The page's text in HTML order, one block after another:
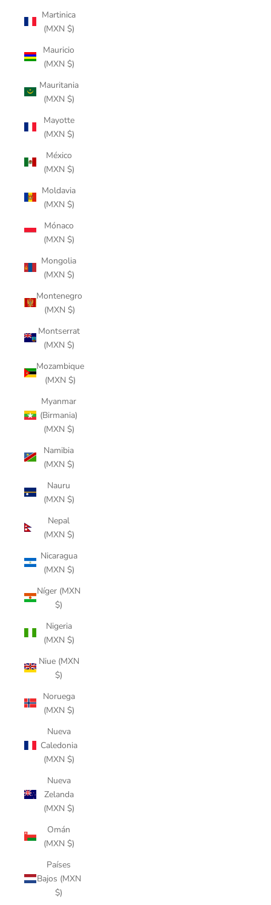
Martinica
(MXN $)
Mauricio
(MXN $)
Mauritania
(MXN $)
Mayotte
(MXN $)
México
(MXN $)
Moldavia
(MXN $)
Mónaco
(MXN $)
Mongolia
(MXN $)
Montenegro
(MXN $)
Montserrat
(MXN $)
Mozambique
(MXN $)
Myanmar
(Birmania)
(MXN $)
Namibia
(MXN $)
Nauru
(MXN $)
Nepal
(MXN $)
Nicaragua
(MXN $)
Níger (MXN
$)
Nigeria
(MXN $)
Niue (MXN
$)
Noruega
(MXN $)
Nueva
Caledonia
(MXN $)
Nueva
Zelanda
(MXN $)
Omán
(MXN $)
Países
Bajos (MXN
$)